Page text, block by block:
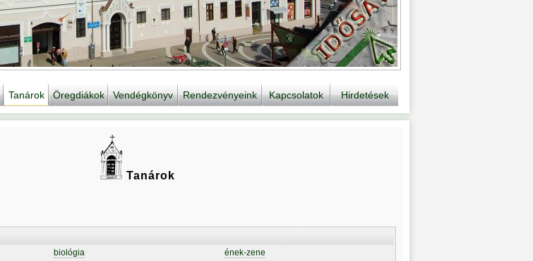
Tanárok Öregdiákok Vendégkönyv Rendezvényeink Kapcsolatok Hirdetések
Tanárok
biológia
ének-zene